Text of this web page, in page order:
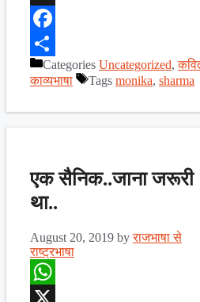
X
Facebook
ShareCategories Uncategorized,
काव्यभाषा
Tags monika, sharma
एक सैनिक..जाना जरूरी
था..
August 20, 2019 byराजभाषा से
राष्ट्रभाषा
WhatsApp